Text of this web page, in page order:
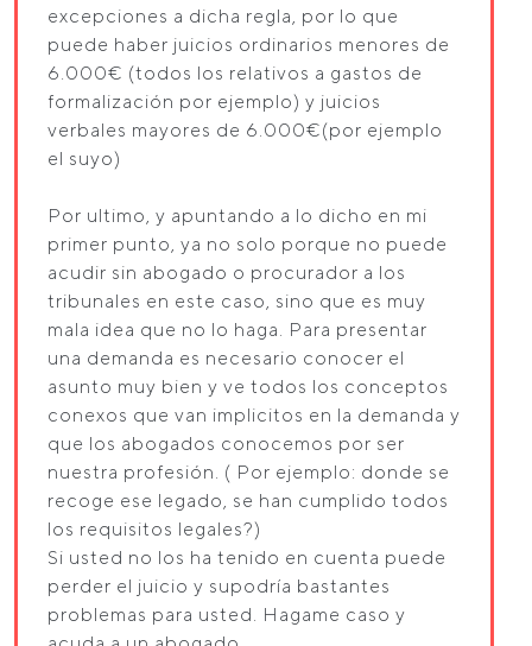
excepciones a dicha regla, por lo que
puede haber juicios ordinarios menores de
6.000€ (todos los relativos a gastos de
formalización por ejemplo) y juicios
verbales mayores de 6.000€(por ejemplo
el suyo)
Por ultimo, y apuntando a lo dicho en mi
primer punto, ya no solo porque no puede
acudir sin abogado o procurador a los
tribunales en este caso, sino que es muy
mala idea que no lo haga. Para presentar
una demanda es necesario conocer el
asunto muy bien y ve todos los conceptos
conexos que van implicitos en la demanda y
que los abogados conocemos por ser
nuestra profesión. ( Por ejemplo: donde se
recoge ese legado, se han cumplido todos
los requisitos legales?)
Si usted no los ha tenido en cuenta puede
perder el juicio y supodría bastantes
problemas para usted. Hagame caso y